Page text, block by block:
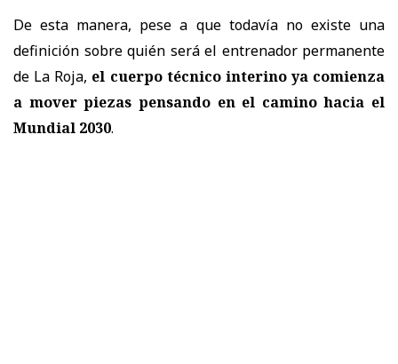
De esta manera, pese a que todavía no existe una
definición sobre quién será el entrenador permanente
de La Roja, el cuerpo técnico interino ya comienza
a mover piezas pensando en el camino hacia el
Mundial 2030.